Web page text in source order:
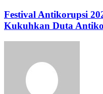
Festival Antikorupsi
Kukuhkan Duta